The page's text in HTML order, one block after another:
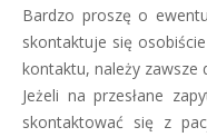
Bardzo proszę o
skontaktuje się
kontaktu, należy zawsze
Jeżeli na przesłane
skontaktować się z